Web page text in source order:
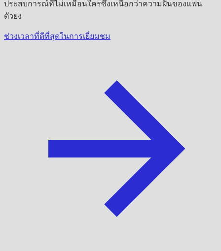
ประสบการณ์ที่ไม่เหมือนใครซึ่งเหนือกว่าความฝันของแฟน
ตัวยง
ช่วงเวลาที่ดีที่สุดในการเยี่ยมชม